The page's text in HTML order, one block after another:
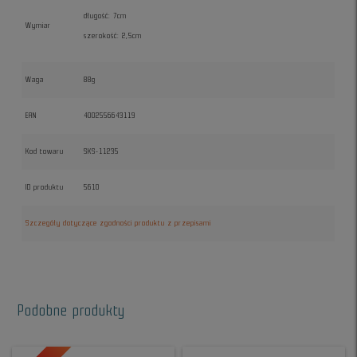
Wymiar
długość: 7cm
szerokość: 2,5cm
Waga 88g
EAN 4002556643119
Kod towaru SKS-11235
ID produktu 5610
Szczegóły dotyczące zgodności produktu z przepisami
Podobne produkty